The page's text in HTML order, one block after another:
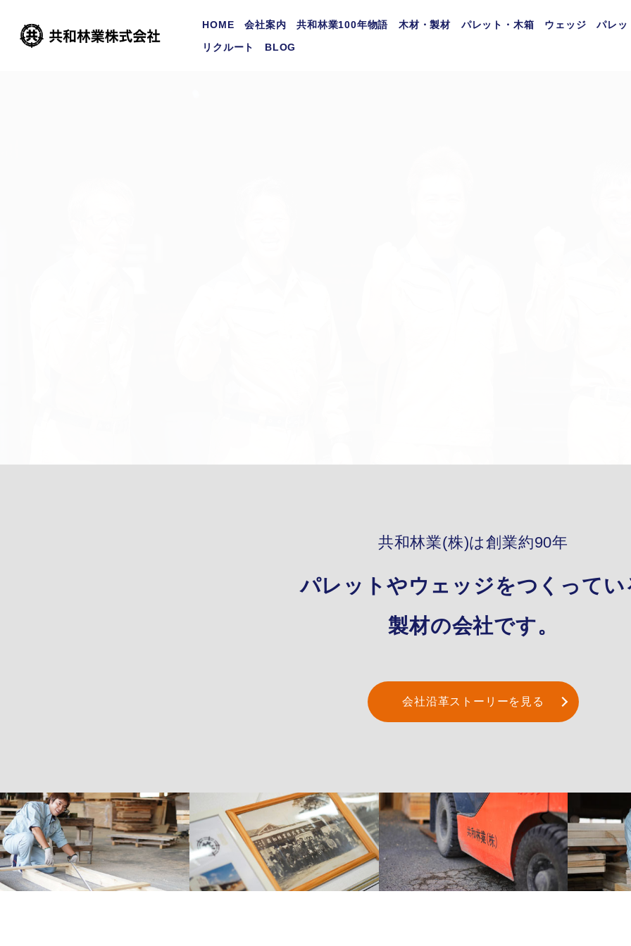
HOME 会社案内 共和林業100年物語 木材・製材 パレット・木箱 ウェッジ
パレッ
リクルート
BLOG
共和林業(株)は創業約90年
パレットやウェッジをつくってい
製材の会社です。
会社沿革ストーリーを見る